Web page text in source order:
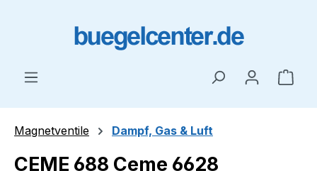
Magnetventile Dampf, Gas & Luft
CEME 688 Ceme 6628